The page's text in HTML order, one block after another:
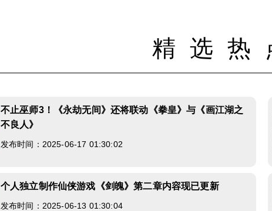
精选热
不止巫师3！《永劫无间》还将联动《拳皇》与《画江湖之
不良人》
发布时间：2025-06-17 01:30:02
个人独立制作仙侠游戏《剑魄》第二章内容现已更新
发布时间：2025-06-13 01:30:04